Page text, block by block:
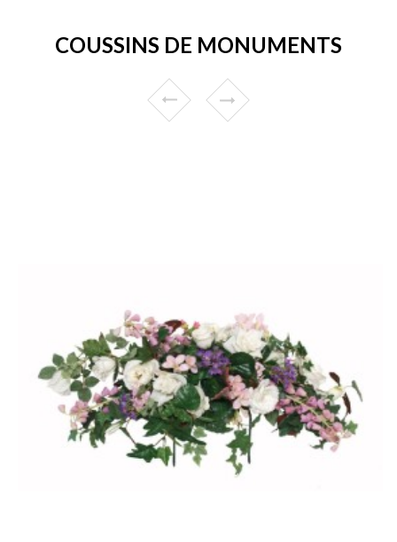
COUSSINS DE MONUMENTS